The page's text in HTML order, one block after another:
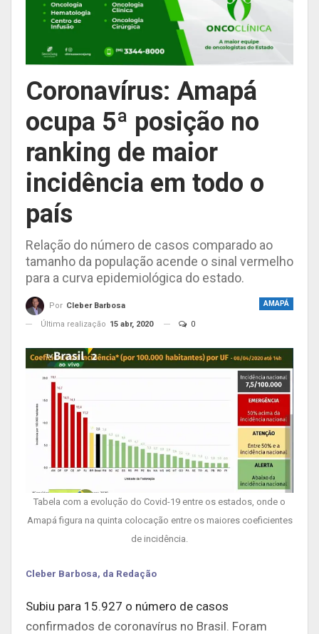
Coronavírus: Amapá
ocupa 5ª posição no
ranking de maior
incidência em todo o
país
Relação do número de casos comparado ao
tamanho da população acende o sinal vermelho
para a curva epidemiológica do estado.
AMAPÁ
Por Cleber Barbosa
Última realização 15 abr, 2020 0
Tabela com a evolução do Covid-19 entre os estados, onde o
Amapá figura na quinta colocação entre os maiores coeficientes
de incidência.
Cleber Barbosa, da Redação
Subiu para 15.927 o número de casos
confirmados de coronavírus no Brasil. Foram